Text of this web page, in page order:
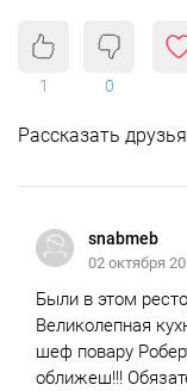
1 0
Рассказать
snabmeb
02 октября
Были в этом
Великолепная
шеф повару
оближеш!!!